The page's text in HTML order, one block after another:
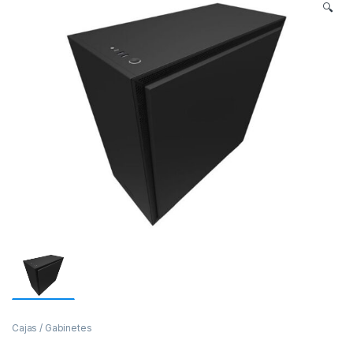
🔍
Cajas / Gabinetes